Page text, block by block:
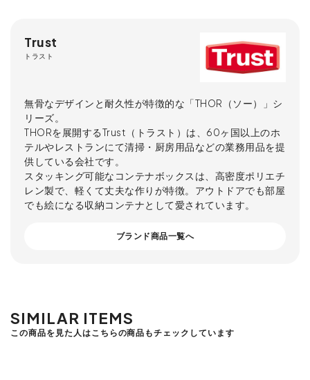
Trust
トラスト
無骨なデザインと耐久性が特徴的な「THOR（ソー）」シ
リーズ。
THORを展開するTrust（トラスト）は、60ヶ国以上のホ
テルやレストランにて清掃・厨房用品などの業務用品を提
供している会社です。
スタッキング可能なコンテナボックスは、高密度ポリエチ
レン製で、軽くて丈夫な作りが特徴。アウトドアでも部屋
でも絵になる収納コンテナとして愛されています。
ブランド商品一覧へ
SIMILAR ITEMS
この商品を見た人はこちらの商品もチェックしています